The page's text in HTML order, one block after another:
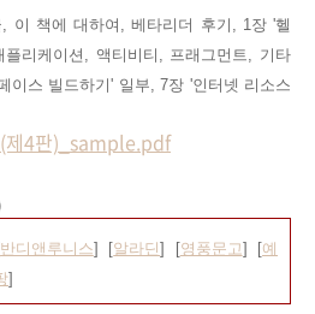
이 책에 대하여, 베타리더 후기, 1장 '헬
플리케이션, 액티비티, 프래그먼트, 기타
이스 빌드하기' 일부, 7장 '인터넷 리소스
제4판)_sample.pdf
반디앤루니스] [알라딘] [영풍문고] [예
]